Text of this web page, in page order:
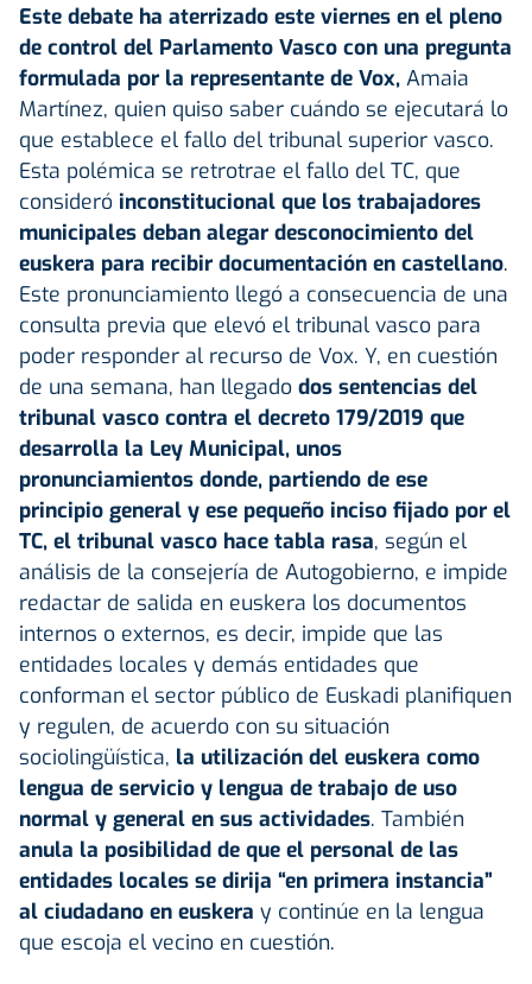
Este debate ha aterrizado este viernes en el pleno
de control del Parlamento Vasco con una pregunta
formulada por la representante de Vox, Amaia
Martínez, quien quiso saber cuándo se ejecutará lo
que establece el fallo del tribunal superior vasco.
Esta polémica se retrotrae el fallo del TC, que
consideró inconstitucional que los trabajadores
municipales deban alegar desconocimiento del
euskera para recibir documentación en castellano.
Este pronunciamiento llegó a consecuencia de una
consulta previa que elevó el tribunal vasco para
poder responder al recurso de Vox. Y, en cuestión
de una semana, han llegado dos sentencias del
tribunal vasco contra el decreto 179/2019 que
desarrolla la Ley Municipal, unos
pronunciamientos donde, partiendo de ese
principio general y ese pequeño inciso fijado por el
TC, el tribunal vasco hace tabla rasa, según el
análisis de la consejería de Autogobierno, e impide
redactar de salida en euskera los documentos
internos o externos, es decir, impide que las
entidades locales y demás entidades que
conforman el sector público de Euskadi planifiquen
y regulen, de acuerdo con su situación
sociolingüística, la utilización del euskera como
lengua de servicio y lengua de trabajo de uso
normal y general en sus actividades. También
anula la posibilidad de que el personal de las
entidades locales se dirija “en primera instancia”
al ciudadano en euskera y continúe en la lengua
que escoja el vecino en cuestión.